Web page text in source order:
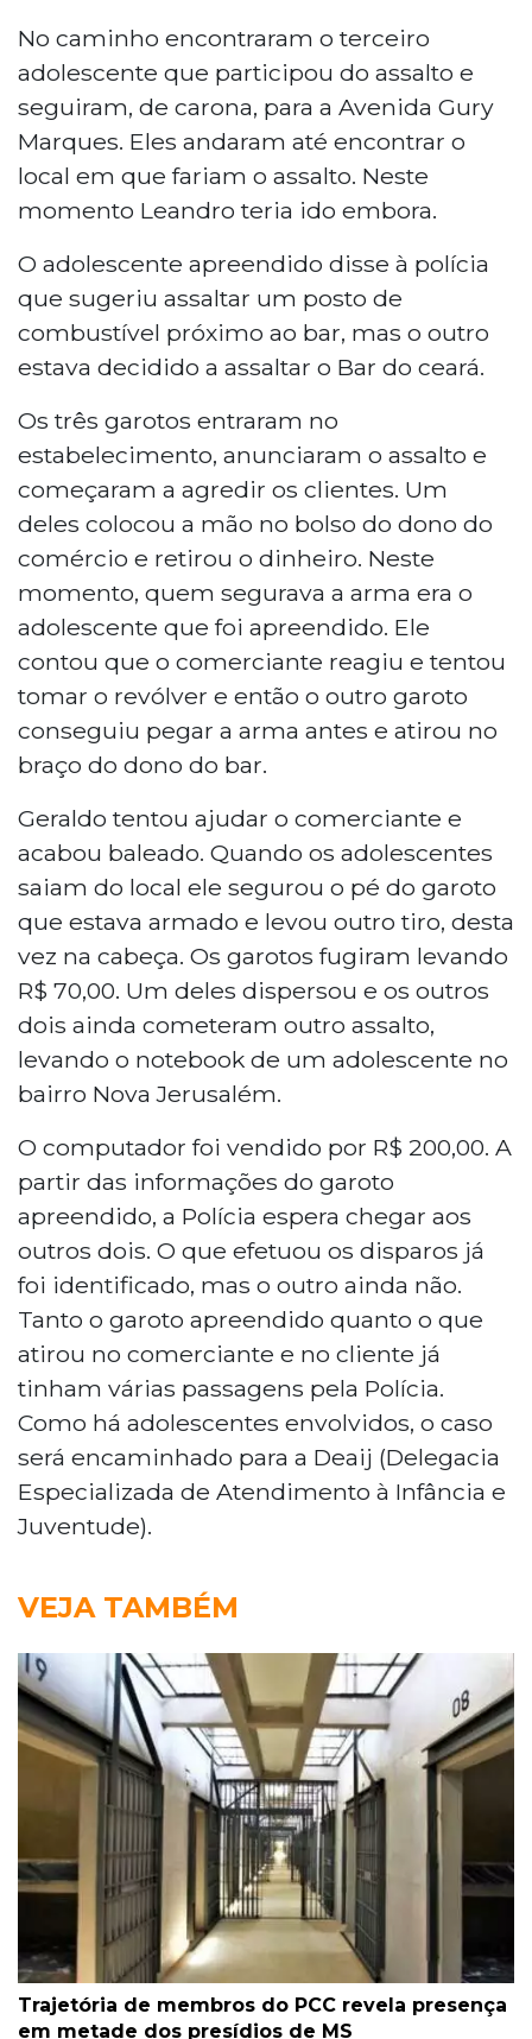
No caminho encontraram o terceiro
adolescente que participou do assalto e
seguiram, de carona, para a Avenida Gury
Marques. Eles andaram até encontrar o
local em que fariam o assalto. Neste
momento Leandro teria ido embora.
O adolescente apreendido disse à polícia
que sugeriu assaltar um posto de
combustível próximo ao bar, mas o outro
estava decidido a assaltar o Bar do ceará.
Os três garotos entraram no
estabelecimento, anunciaram o assalto e
começaram a agredir os clientes. Um
deles colocou a mão no bolso do dono do
comércio e retirou o dinheiro. Neste
momento, quem segurava a arma era o
adolescente que foi apreendido. Ele
contou que o comerciante reagiu e tentou
tomar o revólver e então o outro garoto
conseguiu pegar a arma antes e atirou no
braço do dono do bar.
Geraldo tentou ajudar o comerciante e
acabou baleado. Quando os adolescentes
saiam do local ele segurou o pé do garoto
que estava armado e levou outro tiro, desta
vez na cabeça. Os garotos fugiram levando
R$ 70,00. Um deles dispersou e os outros
dois ainda cometeram outro assalto,
levando o notebook de um adolescente no
bairro Nova Jerusalém.
O computador foi vendido por R$ 200,00. A
partir das informações do garoto
apreendido, a Polícia espera chegar aos
outros dois. O que efetuou os disparos já
foi identificado, mas o outro ainda não.
Tanto o garoto apreendido quanto o que
atirou no comerciante e no cliente já
tinham várias passagens pela Polícia.
Como há adolescentes envolvidos, o caso
será encaminhado para a Deaij (Delegacia
Especializada de Atendimento à Infância e
Juventude).
VEJA TAMBÉM
Trajetória de membros do PCC revela presença
em metade dos presídios de MS